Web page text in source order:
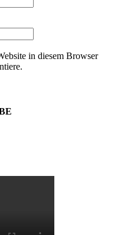
in diesem Browser